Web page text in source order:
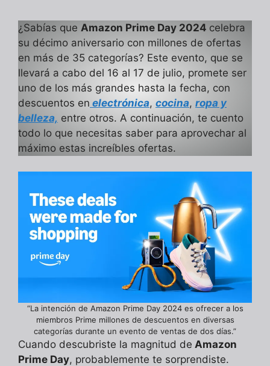
¿Sabías que Amazon Prime Day 2024 celebra
su décimo aniversario con millones de ofertas
en más de 35 categorías? Este evento, que se
llevará a cabo del 16 al 17 de julio, promete ser
uno de los más grandes hasta la fecha, con
descuentos en electrónica, cocina, ropa y
belleza, entre otros. A continuación, te cuento
todo lo que necesitas saber para aprovechar al
máximo estas increíbles ofertas.
“La intención de Amazon Prime Day 2024 es ofrecer a los
miembros Prime millones de descuentos en diversas
categorías durante un evento de ventas de dos días.”
Cuando descubriste la magnitud de Amazon
Prime Day, probablemente te sorprendiste.